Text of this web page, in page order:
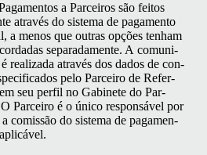
a Par­ceiros são feitos
através do sis­tema de paga­men­to
a menos que out­ras opções ten­ham
sep­a­rada­mente. A comu­ni­
real­iza­da através dos dados de con­
pelo Par­ceiro de Refer­
seu per­fil no Gabi­nete do Par­
Par­ceiro é o úni­co respon­sáv­el por
comis­são do sis­tema de paga­men­